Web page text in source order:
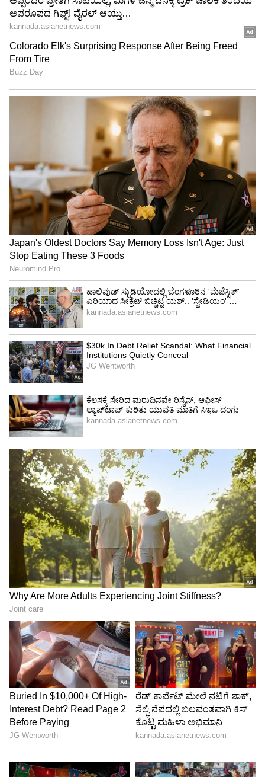
3
Zee Kannada
, ವೈವಾಹಿಕ ಜೀವನದ ಹೊಸ ಅಧ್ಯಾಯ
ಇತ್ತೀಚೆಗೆ ಗೀತಾಭಾರತಿ ಭಟ್ ಅವರು ರಾಜಾರಾಮ್ ಭಟ್
ಅವರನ್ನು ವಿವಾಹವಾಗಿದ್ದು, ವೈವಾಹಿಕ ಜೀವನದ ಹೊಸ
ಅಧ್ಯಾಯವನ್ನು ಆರಂಭಿಸಿದ್ದಾರೆ. ಇದೀಗ 'ಜೋಡಿ ನಂ.1'
ವೇದಿಕೆಯಲ್ಲಿ ಅವರು ಹಂಚಿಕೊಂಡ ಭಾವನಾತ್ಮಕ
ಅನುಭವಗಳು ಎಲ್ಲರ ಗಮನ ಸೆಳೆಯುತ್ತಿವೆ.
4
5
Image Credit :Asianet News
ರಿಯಾಲಿಟಿ ಶೋ 'ಜೋಡಿ ನಂ.1'
ಜೀ ಕನ್ನಡದ ಜನಪ್ರಿಯ ಸೆಲೆಬ್ರಿಟಿ ಜೋಡಿಗಳ ರಿಯಾಲಿಟಿ
ಶೋ 'ಜೋಡಿ ನಂ.1' ಅನ್ನು ನಟಿ ಶ್ವೇತಾ ಚಂಗಪ್ಪ ಮತ್ತು
ಹಾಸ್ಯನಟ ಕುರಿ ಪ್ರತಾಪ್ ನಿರೂಪಿಸುತ್ತಿದ್ದಾರೆ. "ಗಂಡ-ಹೆಂಡತಿ
ಅಂದ್ರೆ ಹೀಗಿರಬೇಕು ಅಂತಲ್ಲ, ಹೀಗೂ ಇರಬಹುದು" ಎಂಬ
ವಿಭಿನ್ನ ಪರಿಕಲ್ಪನೆಯೊಂದಿಗೆ ಕಾರ್ಯಕ್ರಮ ಪ್ರೇಕ್ಷಕರ ಮನ
ಗೆದ್ದಿದೆ.
5
5